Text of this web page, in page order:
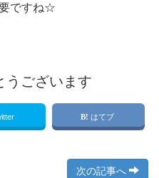
ですね☆
うございます
はてブ
次の記事へ